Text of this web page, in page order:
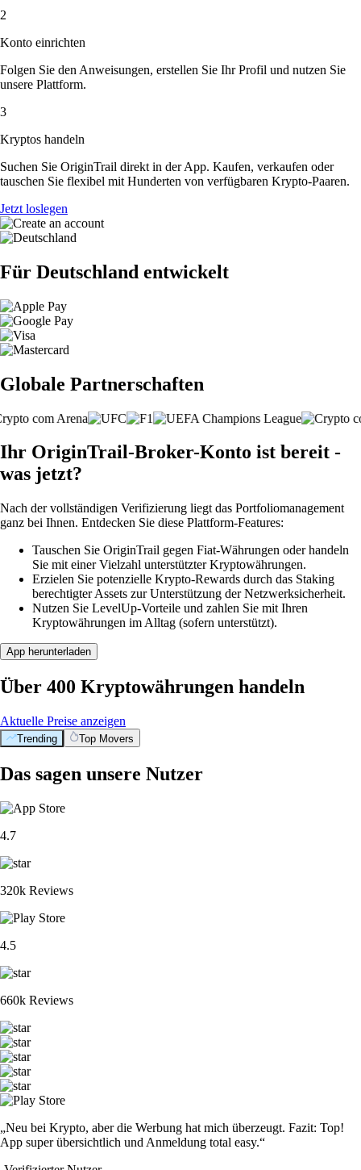
2
Konto einrichten
Folgen Sie den Anweisungen, erstellen Sie Ihr Profil und nutzen Sie
unsere Plattform.
3
Kryptos handeln
Suchen Sie OriginTrail direkt in der App. Kaufen, verkaufen oder
tauschen Sie flexibel mit Hunderten von verfügbaren Krypto-Paaren.
Jetzt loslegen
Für Deutschland entwickelt
Globale Partnerschaften
Ihr OriginTrail-Broker-Konto ist bereit -
was jetzt?
Nach der vollständigen Verifizierung liegt das Portfoliomanagement
ganz bei Ihnen. Entdecken Sie diese Plattform-Features:
Tauschen Sie OriginTrail gegen Fiat-Währungen oder handeln
Sie mit einer Vielzahl unterstützter Kryptowährungen.
Erzielen Sie potenzielle Krypto-Rewards durch das Staking
berechtigter Assets zur Unterstützung der Netzwerksicherheit.
Nutzen Sie LevelUp-Vorteile und zahlen Sie mit Ihren
Kryptowährungen im Alltag (sofern unterstützt).
App herunterladen
Über 400 Kryptowährungen handeln
Aktuelle Preise anzeigen
Trending Top Movers
Das sagen unsere Nutzer
4.7
320k Reviews
4.5
660k Reviews
„Neu bei Krypto, aber die Werbung hat mich überzeugt. Fazit: Top!
App super übersichtlich und Anmeldung total easy.“